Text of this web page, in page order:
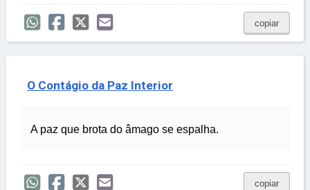
copiar
O Contágio da Paz Interior
A paz que brota do âmago se espalha.
copiar